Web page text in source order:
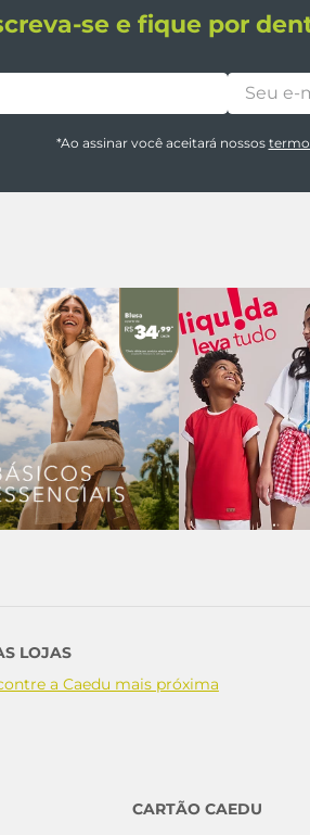
se e fique por
*Ao assinar você aceitará nossos
LOJAS
a Caedu mais próxima
CARTÃO CAEDU